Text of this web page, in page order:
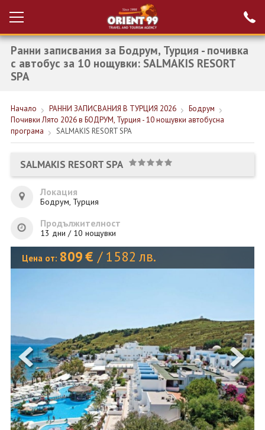
Вход за агенти
Проверка на
резервация
НОВА ГОДИНА ТУРЦИЯ
НОВА ГОДИНА
ЕКЗОТИКА
ЕКСКУРЗИИ
ОЩЕ
0700 144 34 Запитване
ПОСЛЕДВАЙТЕ НИ
Ранни записвания за Бодрум, Турция - почивка
с автобус за 10 нощувки: SALMAKIS RESORT
SPA
Начало РАННИ ЗАПИСВАНИЯ В ТУРЦИЯ 2026
Бодрум
Почивки Лято 2026 в БОДРУМ, Турция - 10 нощувки автобусна
програма
SALMAKIS RESORT SPA
SALMAKIS RESORT SPA
Локация
Бодрум, Турция
Продължителност
13 дни / 10 нощувки
Цена от: 809€ / 1582 лв.